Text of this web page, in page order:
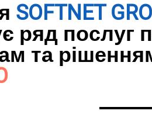
SOFTNET
ряд послуг
та